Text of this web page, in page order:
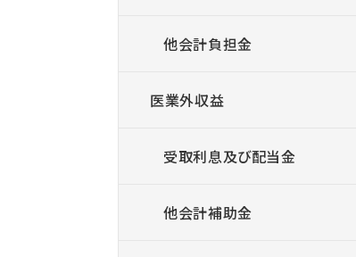
他会計負担金
医業外収益
受取利息及び配当金
他会計補助金